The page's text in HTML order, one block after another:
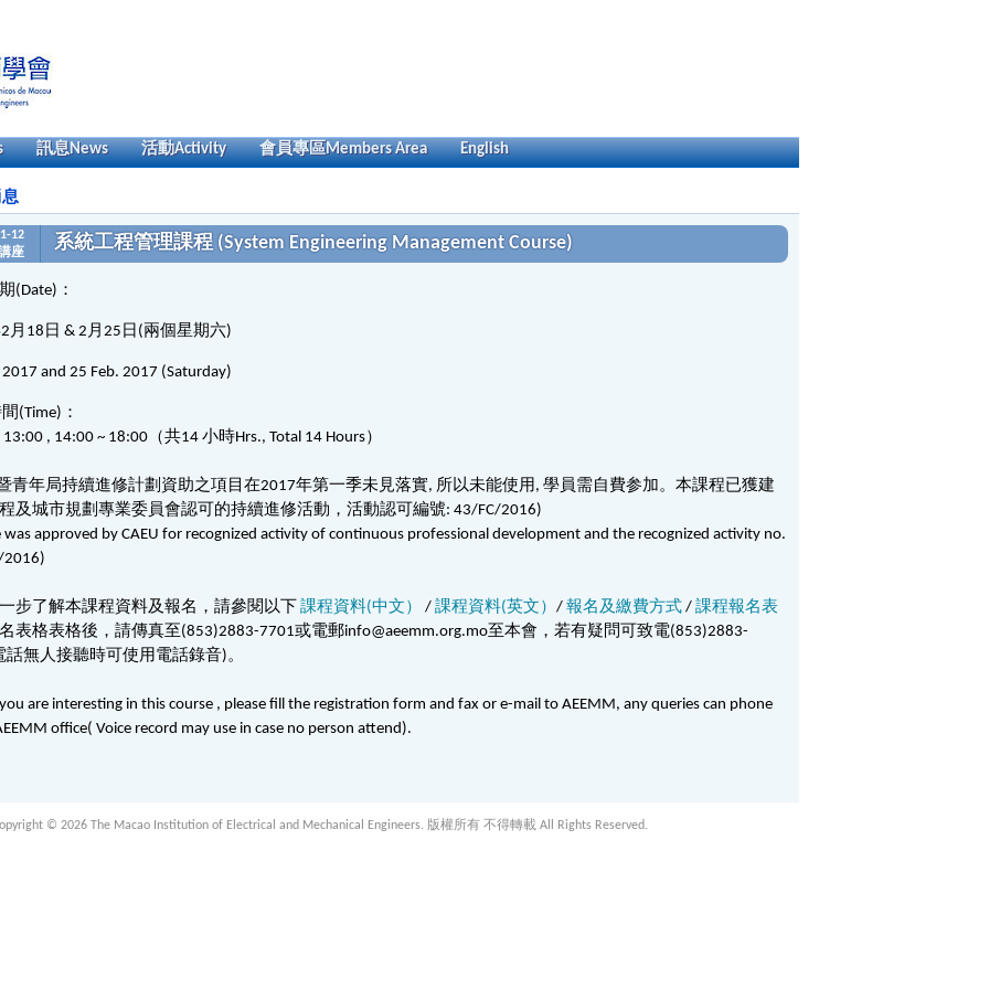
訊息News 活動Activity 會員專區Members Area English
12
座
系統工程管理課程 (System Engineering Management Course)
(Date) ：
2月 18 日 & 2月 25 日 (兩個星期六)
2017 and 25 Feb. 2017 (Saturday)
(Time) ：
13:00 , 14:00 ~ 18:00 （共14 小時Hrs., Total 14 Hours ）
青年局持續進修計劃資助之項目在2017年第一季未見落實, 所以未能使用, 學員需自費参加。本課程已獲建
及城市規劃專業委員會認可的持續進修活動，活動認可編號: 43/FC/2016)
was approved by CAEU for recognized activity of continuous professional development and the recognized activity no.
2016)
步了解本課程資料及報名，請參閱以下 課程資料(中文） / 課程資料(英文） / 報名及繳費方式 / 課程報名表
表格表格後，請傳真至(853)2883-7701或電郵info@aeemm.org.mo至本會，若有疑問可致電(853)2883-
話無人接聽時可使用電話錄音)。
are interesting in this course , please fill the registration form and fax or e-mail to AEEMM, any queries can phone
office( Voice record may use in case no person attend).
© 2026 The Macao Institution of Electrical and Mechanical Engineers. 版權所有 不得轉載 All Rights Reserved.